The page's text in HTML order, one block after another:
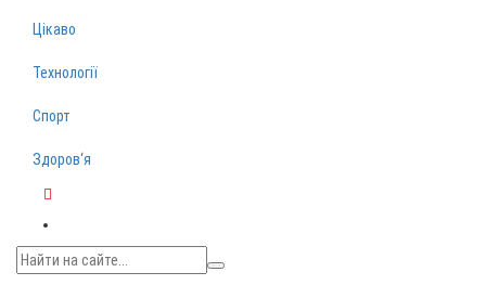
Цікаво
Технології
Спорт
Здоров‘я